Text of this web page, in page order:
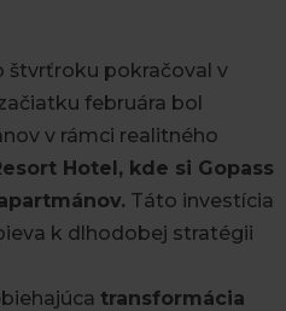
štvrťroku pokračoval v
februára bol
v rámci realitného
Hotel, kde si Gopass
Táto investícia
k dlhodobej stratégii
transformácia